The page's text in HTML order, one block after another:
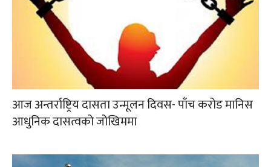
आज अन्तर्राष्ट्रिय दासता उन्मूलन दिवस- पाँच करोड मानिस
आधुनिक दासत्वको जोखिममा